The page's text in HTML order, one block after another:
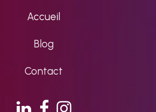
Accueil
Blog
Contact